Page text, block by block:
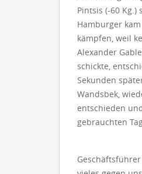
Pintsis (-60
Hamburger
kämpfen, weil
Alexander
schickte,
Sekunden
Wandsbek,
entschieden
gebrauchten